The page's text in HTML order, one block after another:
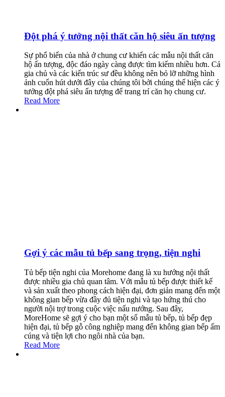
Đột phá ý tưởng nội thất căn hộ siêu ấn tượng
Sự phổ biến của nhà ở chung cư khiến các mẫu nội thất căn
hộ ấn tượng, độc đáo ngày càng được tìm kiếm nhiều hơn. Cả
gia chủ và các kiến trúc sư đều không nên bỏ lỡ những hình
ảnh cuốn hút dưới đây của chúng tôi bởi chúng thể hiện các ý
tưởng đột phá siêu ấn tượng để trang trí căn họ chung cư.
Read More
Gợi ý các mẫu tủ bếp sang trọng, tiện nghi
Tủ bếp tiện nghi của Morehome đang là xu hướng nội thất
được nhiều gia chủ quan tâm. Với mẫu tủ bếp được thiết kế
và sản xuất theo phong cách hiện đại, đơn giản mang đến một
không gian bếp vừa đầy đủ tiện nghi và tạo hứng thú cho
người nội trợ trong cuộc việc nấu nướng. Sau đây,
MoreHome sẽ gợi ý cho bạn một số mẫu tủ bếp, tủ bếp đẹp
hiện đại, tủ bếp gỗ công nghiệp mang đến không gian bếp ấm
cúng và tiện lợi cho ngôi nhà của bạn.
Read More